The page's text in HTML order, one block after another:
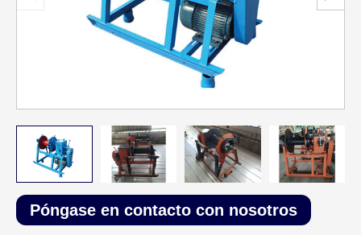
Póngase en contacto con nosotros